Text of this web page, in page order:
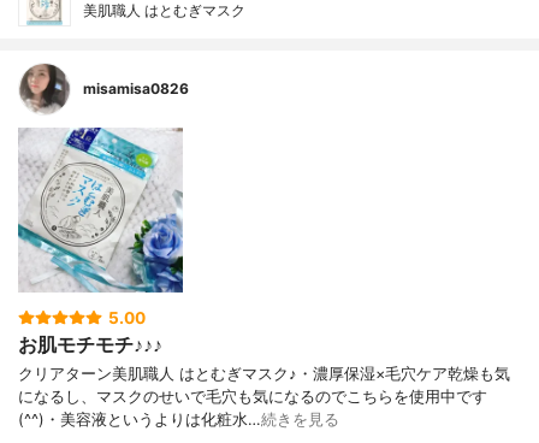
美肌職人 はとむぎマスク
misamisa0826
5.00
お肌モチモチ♪♪♪
クリアターン美肌職人 はとむぎマスク♪・濃厚保湿×毛穴ケア乾燥も気
になるし、マスクのせいで毛穴も気になるのでこちらを使用中です
(^^)・美容液というよりは化粧水…続きを見る